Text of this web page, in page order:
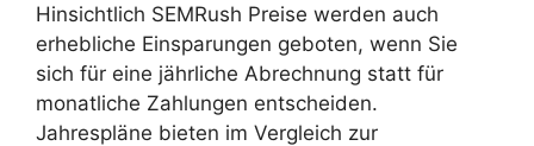
Hinsichtlich SEMRush Preise werden auch
erhebliche Einsparungen geboten, wenn Sie
sich für eine jährliche Abrechnung statt für
monatliche Zahlungen entscheiden.
Jahrespläne bieten im Vergleich zur